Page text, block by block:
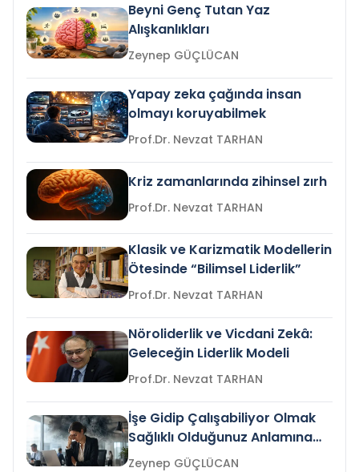
Beyni Genç Tutan Yaz
Alışkanlıkları
Zeynep GÜÇLÜCAN
Yapay zeka çağında insan
olmayı koruyabilmek
Prof.Dr. Nevzat TARHAN
Kriz zamanlarında zihinsel zırh
Prof.Dr. Nevzat TARHAN
Klasik ve Karizmatik Modellerin
Ötesinde “Bilimsel Liderlik”
Prof.Dr. Nevzat TARHAN
Nöroliderlik ve Vicdani Zekâ:
Geleceğin Liderlik Modeli
Prof.Dr. Nevzat TARHAN
İşe Gidip Çalışabiliyor Olmak
Sağlıklı Olduğunuz Anlamına
Gelir mi?Zeynep GÜÇLÜCAN